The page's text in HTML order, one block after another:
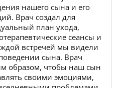
нашего сына и его
Врач создал для
план ухода,
сеансы и
встречей мы видели
сына. Врач
образом, чтобы наш сын
своими эмоциями,